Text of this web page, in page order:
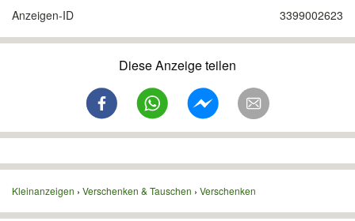
Anzeigen-ID 3399002623
Diese Anzeige teilen
Kleinanzeigen Verschenken & Tauschen Verschenken